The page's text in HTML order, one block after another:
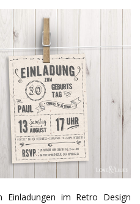
im Retro Design